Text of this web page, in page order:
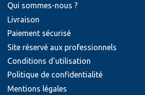
Qui sommes-nous ?
Livraison
Paiement sécurisé
Site réservé aux professionnels
Conditions d'utilisation
Politique de confidentialité
Mentions légales